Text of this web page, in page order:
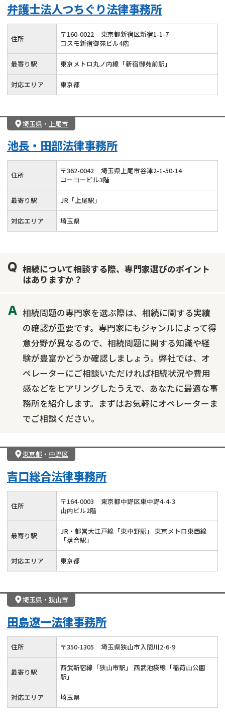
弁護士法人つちぐり法律事務所
住所 〒160-0022
東京都新宿区新宿1-1-7
コスモ新宿御苑ビル4階
最寄り駅 東京メトロ丸ノ内線「新宿御苑前駅」
対応エリア 東京都
埼玉県 ・ 上尾市
池長・田部法律事務所
住所 〒362-0042
埼玉県上尾市谷津2-1-50-14
コーヨービル3階
最寄り駅 JR「上尾駅」
対応エリア 埼玉県
相続について相談する際、専門家選びのポイント
はありますか？
相続問題の専門家を選ぶ際は、相続に関する実績
の確認が重要です。専門家にもジャンルによって得
意分野が異なるので、相続問題に関する知識や経
験が豊富かどうか確認しましょう。弊社では、オ
ペレーターにご相談いただければ相続状況や費用
感などをヒアリングしたうえで、あなたに最適な事
務所を紹介します。まずはお気軽にオペレーターま
でご相談ください。
東京都 ・ 中野区
吉口総合法律事務所
住所 〒164-0003
東京都中野区東中野4-4-3
山内ビル2階
最寄り駅
JR・都営大江戸線「東中野駅」 東京メトロ東西線
「落合駅」
対応エリア 東京都
埼玉県 ・ 狭山市
田島遼一法律事務所
住所 〒350-1305 埼玉県狭山市入間川2-6-9
最寄り駅
西武新宿線「狭山市駅」 西武池袋線「稲荷山公園
駅」
対応エリア 埼玉県